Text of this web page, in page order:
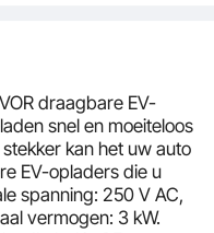
draagbare EV-
snel en moeiteloos
kan het uw auto
EV-opladers die u
spanning: 250 V AC,
vermogen: 3 kW.